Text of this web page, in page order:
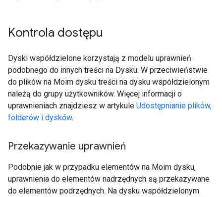
Kontrola dostępu
Dyski współdzielone korzystają z modelu uprawnień
podobnego do innych treści na Dysku. W przeciwieństwie
do plików na Moim dysku treści na dysku współdzielonym
należą do grupy użytkowników. Więcej informacji o
uprawnieniach znajdziesz w artykule Udostępnianie plików,
folderów i dysków.
Przekazywanie uprawnień
Podobnie jak w przypadku elementów na Moim dysku,
uprawnienia do elementów nadrzędnych są przekazywane
do elementów podrzędnych. Na dysku współdzielonym